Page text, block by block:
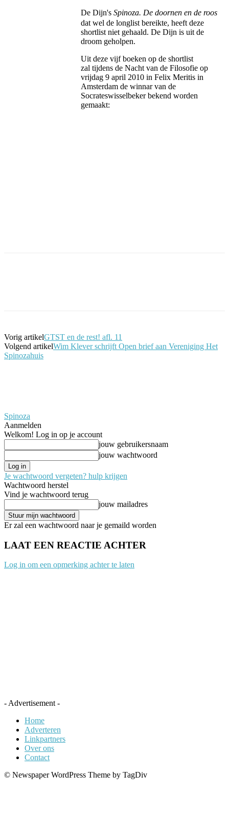
De Dijn's Spinoza. De doornen en de roos
dat wel de longlist bereikte, heeft deze
shortlist niet gehaald. De Dijn is uit de
droom geholpen.
Uit deze vijf boeken op de shortlist
zal tijdens de Nacht van de Filosofie op
vrijdag 9 april 2010 in Felix Meritis in
Amsterdam de winnar van de
Socrateswisselbeker bekend worden
gemaakt:
Vorig artikelGTST en de rest! afl. 11
Volgend artikelWim Klever schrijft Open brief aan Vereniging Het
Spinozahuis
Spinoza
Aanmelden
Welkom! Log in op je account
jouw gebruikersnaam
jouw wachtwoord
Je wachtwoord vergeten? hulp krijgen
Wachtwoord herstel
Vind je wachtwoord terug
jouw mailadres
Er zal een wachtwoord naar je gemaild worden
LAAT EEN REACTIE ACHTER
Log in om een opmerking achter te laten
- Advertisement -
Home
Adverteren
Linkpartners
Over ons
Contact
© Newspaper WordPress Theme by TagDiv